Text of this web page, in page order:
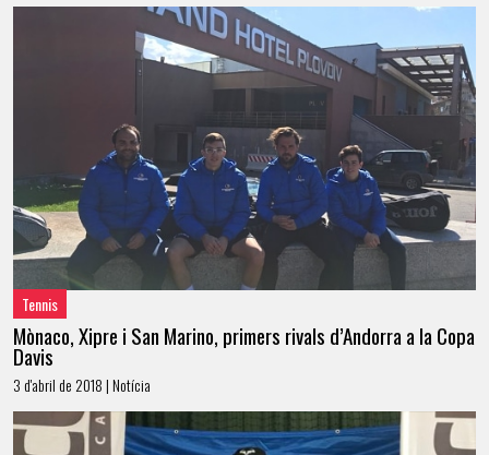
Tennis
Mònaco, Xipre i San Marino, primers rivals d’Andorra a la Copa
Davis
3 d'abril de 2018 | Notícia